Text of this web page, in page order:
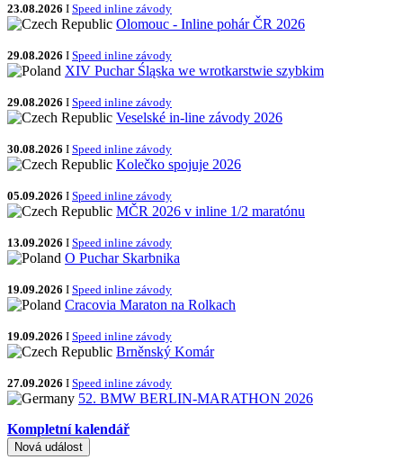
23.08.2026 I Speed inline závody
Olomouc - Inline pohár ČR 2026
29.08.2026 I Speed inline závody
XIV Puchar Śląska we wrotkarstwie szybkim
29.08.2026 I Speed inline závody
Veselské in-line závody 2026
30.08.2026 I Speed inline závody
Kolečko spojuje 2026
05.09.2026 I Speed inline závody
MČR 2026 v inline 1/2 maratónu
13.09.2026 I Speed inline závody
O Puchar Skarbnika
19.09.2026 I Speed inline závody
Cracovia Maraton na Rolkach
19.09.2026 I Speed inline závody
Brněnský Komár
27.09.2026 I Speed inline závody
52. BMW BERLIN-MARATHON 2026
Kompletní kalendář